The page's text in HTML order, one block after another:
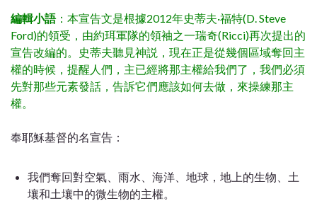
編輯小語：本宣告文是根據2012年史蒂夫·福特(D. Steve
Ford)的領受，由約珥軍隊的領袖之一瑞奇(Ricci)再次提出的
宣告改編的。史蒂夫聽見神説，現在正是從幾個區域奪回主
權的時候，提醒人們，主已經將那主權給我們了，我們必須
先對那些元素發話，告訴它們應該如何去做，來操練那主
權。
奉耶穌基督的名宣告：
我們奪回對空氣、雨水、海洋、地球，地上的生物、土
壤和土壤中的微生物的主權。